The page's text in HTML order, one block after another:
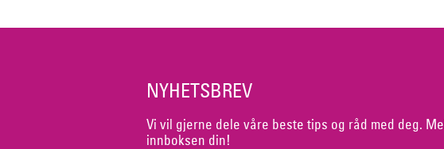
NYHETSBREV
Vi vil gjerne dele våre beste tips og råd med deg.
innboksen din!